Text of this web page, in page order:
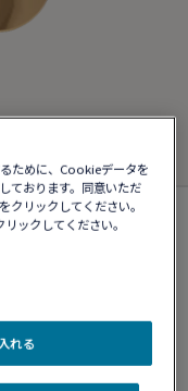
ために、Cookieデータを
ております。同意いただ
リックしてください。
ックしてください。
れる